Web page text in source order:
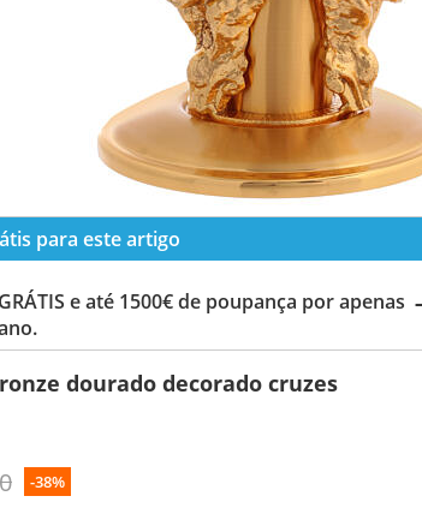
para este artigo
e até 1500€ de poupança por apenas
dourado decorado cruzes
-38%